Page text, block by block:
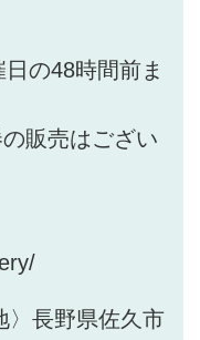
の48時間前ま
販売はござい
〉長野県佐久市